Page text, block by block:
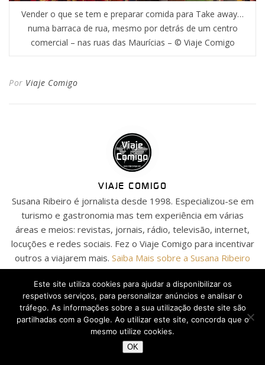
Vender o que se tem e preparar comida para Take away…
numa barraca de rua, mesmo por detrás de um centro
comercial – nas ruas das Maurícias – © Viaje Comigo
Por Viaje Comigo
VIAJE COMIGO
Susana Ribeiro é jornalista desde 1998. Especializou-se em
turismo e gastronomia mas tem experiência em várias
áreas e meios: revistas, jornais, rádio, televisão, internet,
locuções e redes sociais. Fez o Viaje Comigo para incentivar
outros a viajarem mais. Saiba Mais sobre a Susana Ribeiro
DEIXE UMA RESPOSTA
Este site utiliza cookies para ajudar a disponibilizar os
respetivos serviços, para personalizar anúncios e analisar o
tráfego. As informações sobre a sua utilização deste site são
partilhadas com a Google. Ao utilizar este site, concorda que o
mesmo utilize cookies.
OK